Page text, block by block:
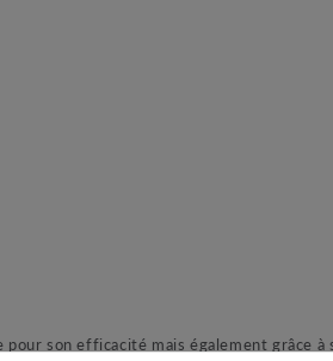
son efficacité mais également grâce à